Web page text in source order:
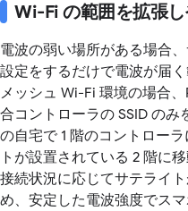
Wi-Fi の範囲を拡張
電波の弱い場所がある場合
設定をするだけで電波が届
メッシュ Wi-Fi 環境の場合
合コントローラの SSID の
の自宅で 1 階のコントロー
トが設置されている 2 階に
接続状況に応じてサテライ
め、安定した電波強度でス